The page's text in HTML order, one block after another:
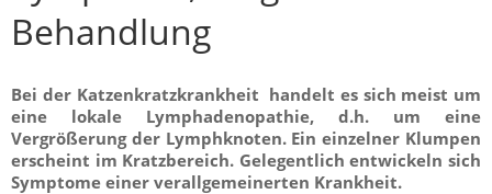
Behandlung
Bei der Katzenkratzkrankheit handelt es sich meist um
eine lokale Lymphadenopathie, d.h. um eine
Vergrößerung der Lymphknoten. Ein einzelner Klumpen
erscheint im Kratzbereich. Gelegentlich entwickeln sich
Symptome einer verallgemeinerten Krankheit.